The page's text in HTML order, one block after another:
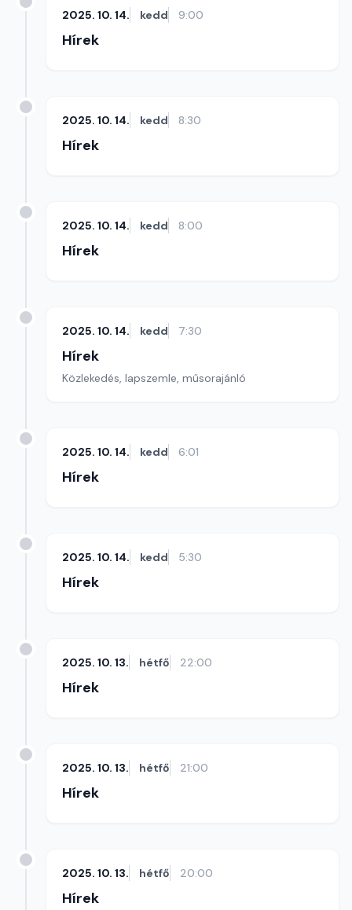
2025. 10. 14. kedd 9:00
Hírek
2025. 10. 14. kedd 8:30
Hírek
2025. 10. 14. kedd 8:00
Hírek
2025. 10. 14. kedd 7:30
Hírek
Közlekedés, lapszemle, műsorajánló
2025. 10. 14. kedd 6:01
Hírek
2025. 10. 14. kedd 5:30
Hírek
2025. 10. 13. hétfő 22:00
Hírek
2025. 10. 13. hétfő 21:00
Hírek
2025. 10. 13. hétfő 20:00
Hírek